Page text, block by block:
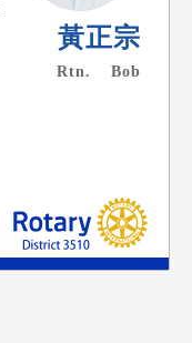
黃正宗
Rtn. Bob